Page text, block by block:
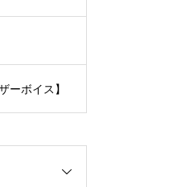
ーボイス】